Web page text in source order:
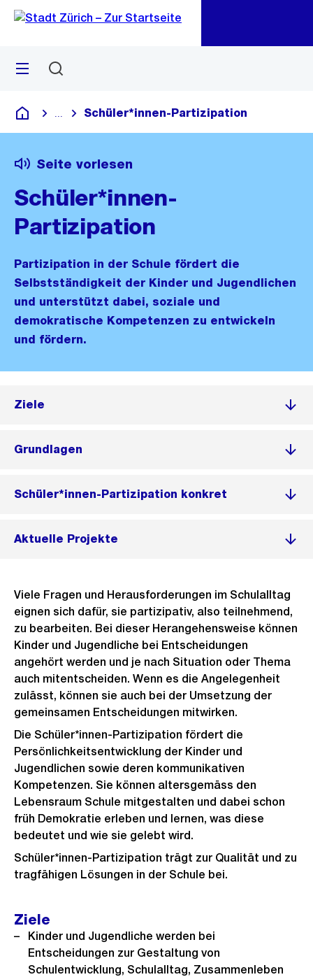
Navigation
Sprunglink
Menü
Deutsch
Blende alle Breadcrumbs ein
Schüler*innen-Partizipation
Seite vorlesen
Schüler*innen-
Partizipation
Partizipation in der Schule fördert die
Selbstständigkeit der Kinder und Jugendlichen
und unterstützt dabei, soziale und
demokratische Kompetenzen zu entwickeln
und fördern.
Ziele
Grundlagen
Schüler*innen-Partizipation konkret
Aktuelle Projekte
Viele Fragen und Herausforderungen im Schulalltag
eignen sich dafür, sie partizipativ, also teilnehmend,
zu bearbeiten. Bei dieser Herangehensweise können
Kinder und Jugendliche bei Entscheidungen
angehört werden und je nach Situation oder Thema
auch mitentscheiden. Wenn es die Angelegenheit
zulässt, können sie auch bei der Umsetzung der
gemeinsamen Entscheidungen mitwirken.
Die Schüler*innen-Partizipation fördert die
Persönlichkeitsentwicklung der Kinder und
Jugendlichen sowie deren kommunikativen
Kompetenzen. Sie können altersgemäss den
Lebensraum Schule mitgestalten und dabei schon
früh Demokratie erleben und lernen, was diese
bedeutet und wie sie gelebt wird.
Schüler*innen-Partizipation trägt zur Qualität und zu
tragfähigen Lösungen in der Schule bei.
Ziele
Kinder und Jugendliche werden bei
Entscheidungen zur Gestaltung von
Schulentwicklung, Schulalltag, Zusammenleben